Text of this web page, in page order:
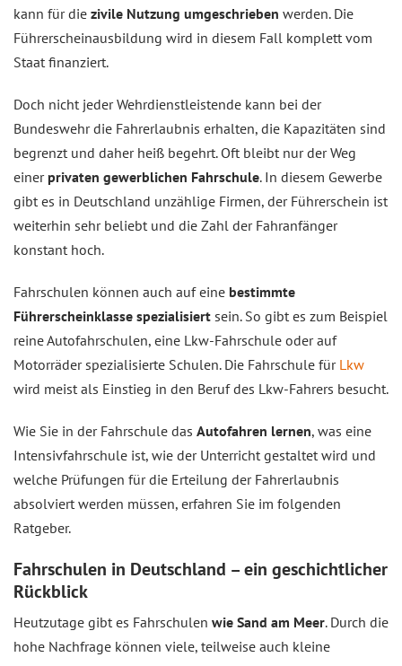
kann für die zivile Nutzung umgeschrieben werden. Die
Führerscheinausbildung wird in diesem Fall komplett vom
Staat finanziert.
Doch nicht jeder Wehrdienstleistende kann bei der
Bundeswehr die Fahrerlaubnis erhalten, die Kapazitäten sind
begrenzt und daher heiß begehrt. Oft bleibt nur der Weg
einer privaten gewerblichen Fahrschule. In diesem Gewerbe
gibt es in Deutschland unzählige Firmen, der Führerschein ist
weiterhin sehr beliebt und die Zahl der Fahranfänger
konstant hoch.
Fahrschulen können auch auf eine bestimmte
Führerscheinklasse spezialisiert sein. So gibt es zum Beispiel
reine Autofahrschulen, eine Lkw-Fahrschule oder auf
Motorräder spezialisierte Schulen. Die Fahrschule für Lkw
wird meist als Einstieg in den Beruf des Lkw-Fahrers besucht.
Wie Sie in der Fahrschule das Autofahren lernen, was eine
Intensivfahrschule ist, wie der Unterricht gestaltet wird und
welche Prüfungen für die Erteilung der Fahrerlaubnis
absolviert werden müssen, erfahren Sie im folgenden
Ratgeber.
Fahrschulen in Deutschland – ein geschichtlicher
Rückblick
Heutzutage gibt es Fahrschulen wie Sand am Meer. Durch die
hohe Nachfrage können viele, teilweise auch kleine